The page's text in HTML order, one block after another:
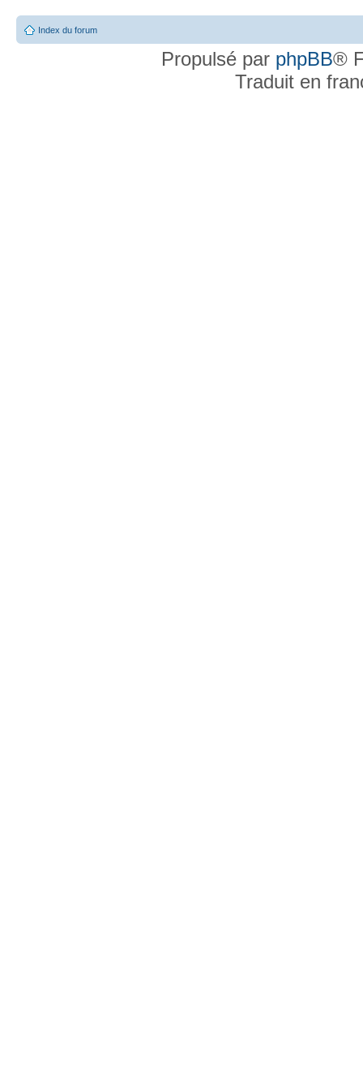
Index du forum
Propulsé par phpBB®
Traduit en